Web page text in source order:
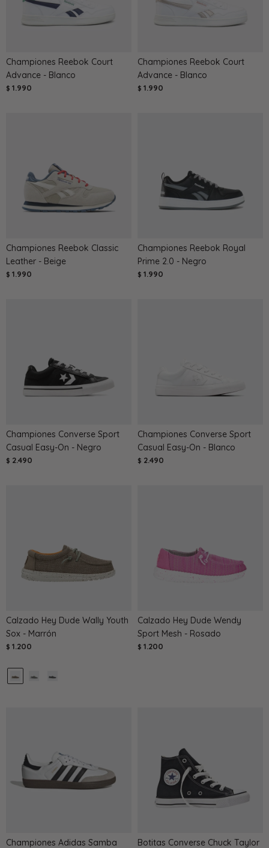
Championes Reebok Court
Advance - Blanco
$ 1.990
Championes Reebok Court
Advance - Blanco
$ 1.990
Championes Reebok Classic
Leather - Beige
$ 1.990
Championes Reebok Royal
Prime 2.0 - Negro
$ 1.990
Championes Converse Sport
Casual Easy-On - Negro
$ 2.490
Championes Converse Sport
Casual Easy-On - Blanco
$ 2.490
Calzado Hey Dude Wally Youth
Sox - Marrón
$ 1.200
Calzado Hey Dude Wendy
Sport Mesh - Rosado
$ 1.200
Championes Adidas Samba Botitas Converse Chuck Taylor